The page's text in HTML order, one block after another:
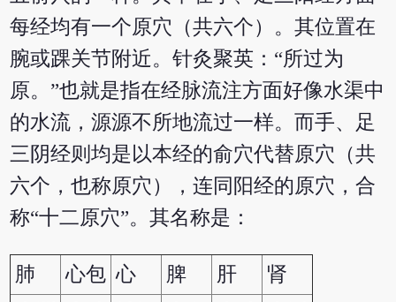
每经均有一个原穴（共六个）。其位置在
腕或踝关节附近。针灸聚英：“所过为
原。”也就是指在经脉流注方面好像水渠中
的水流，源源不所地流过一样。而手、足
三阴经则均是以本经的俞穴代替原穴（共
六个，也称原穴），连同阳经的原穴，合
称“十二原穴”。其名称是：
肺 心包 心 脾 肝
肾